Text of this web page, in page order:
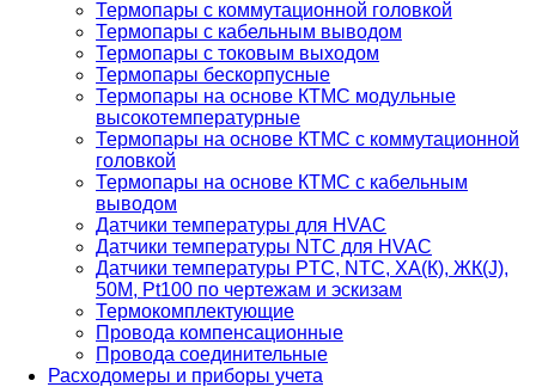
Термопары с коммутационной головкой
Термопары с кабельным выводом
Термопары с токовым выходом
Термопары бескорпусные
Термопары на основе КТМС модульные
высокотемпературные
Термопары на основе КТМС с коммутационной
головкой
Термопары на основе КТМС с кабельным
выводом
Датчики температуры для HVAC
Датчики температуры NTC для HVAC
Датчики температуры PTС, NTC, ХА(К), ЖК(J),
50М, Pt100 по чертежам и эскизам
Термокомплектующие
Провода компенсационные
Провода соединительные
Расходомеры и приборы учета